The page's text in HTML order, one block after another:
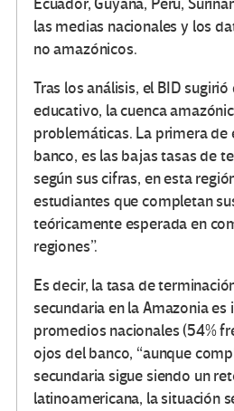
Ecuador, Guyana, Perú,
las medias nacionales y los
no amazónicos.
Tras los análisis, el BID
educativo, la cuenca
problemáticas. La primera de
banco, es las bajas tasas de
según sus cifras, en esta
estudiantes que completan
teóricamente esperada en
regiones”.
Es decir, la tasa de
secundaria en la Amazonia es
promedios nacionales (54%
ojos del banco, “aunque
secundaria sigue siendo un
latinoamericana, la situación